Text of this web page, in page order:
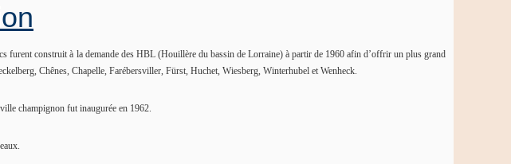
furent construit à la demande des HBL (Houillère du bassin de Lorraine) à partir de 1960 afin d’offrir un plus grand
Chênes, Chapelle, Farébersviller, Fürst, Huchet, Wiesberg, Winterhubel et Wenheck.
champignon fut inaugurée en 1962.